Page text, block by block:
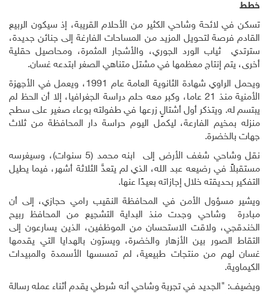
خطط
تسكن في لائحة وشاحي الكثير من الأحلام القريبة، إذ سيكون الربيع
القادم فرصة لتحويل المزيد من المساحات الفارغة إلى جنائن جديدة،
سترتدي ثياب الورد الجوري، والأشجار المثمرة، ومحاصيل حقلية
أخرى، يتم إنتاج معظمها في مشتل متناهي الصغر ابتدعه غسان.
ويحمل الراوي شهادة الثانوية العامة عام 1991، ويعمل في الأجهزة
الأمنية منذ 21 عاما، وكبر معه حلم دراسة الجغرافيا، إلا أن الحظ لم
يبتسم له. ويتذكر أول أشتالٍ زرعها في طفولته بوعاء صغير على سطح
منزله بمخيم الفارعة، ليكمل اليوم حراسة دار المحافظة من ثلاث
جهات بالخضرة.
نقل وشاحي شغف الأرض إلى ابنه محمد (5 سنوات)، وسيغرسه
مستقبلاً في رضيعه عبد الله، الذي لم يتعدَّ الثلاثة أشهر، فيما يطيل
التفكير بحديقته خلال إجازاته بعيدًا عنها.
ويشير مسؤول الأمن في المحافظة النقيب رامي حجازي، إلى أن
مبادرة وشاحي وجدت منذ البداية التشجيع من المحافظ ربيح
الخندقجي، ولاقت الاستحسان من الموظفين، الذين يسارعون إلى
التقاط الصور بين الأزهار والخضرة، ويسرّون بالهدايا التي يقدمها
غسان لهم من منتجات طبيعية، لم تمسسها الأسمدة والمبيدات
الكيماوية.
ويضيف: "الجديد في تجربة وشاحي أنه شرطي يقدم أثناء عمله رسالة